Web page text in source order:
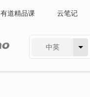
有道精品课 云笔记
中英